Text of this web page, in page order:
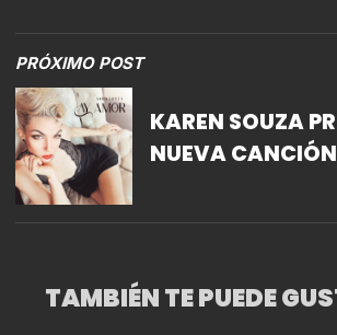
PRÓXIMO POST
KAREN SOUZA
NUEVA
TAMBIÉN TE PUEDE